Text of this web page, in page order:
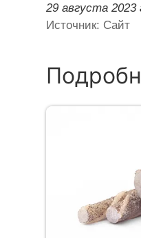
29 августа 2023
Источник: Сайт